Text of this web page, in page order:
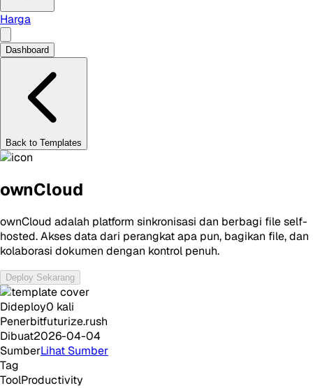
Harga
Dashboard
Back to Templates
ownCloud
ownCloud adalah platform sinkronisasi dan berbagi file self-
hosted. Akses data dari perangkat apa pun, bagikan file, dan
kolaborasi dokumen dengan kontrol penuh.
Deploy Sekarang
Dideploy0 kali
Penerbitfuturize.rush
Dibuat2026-04-04
SumberLihat Sumber
Tag
ToolProductivity